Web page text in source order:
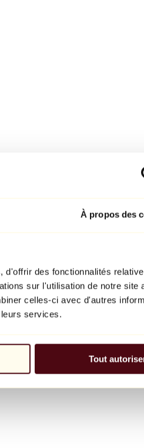
À propos des
d'offrir des fonctionnalités
sur l'utilisation de notre site
celles-ci avec d'autres
services.
Tout